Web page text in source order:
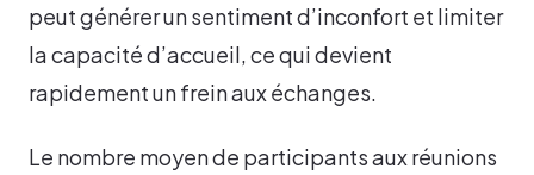
peut générer un sentiment d’inconfort et limiter
la capacité d’accueil, ce qui devient
rapidement un frein aux échanges.
Le nombre moyen de participants aux réunions